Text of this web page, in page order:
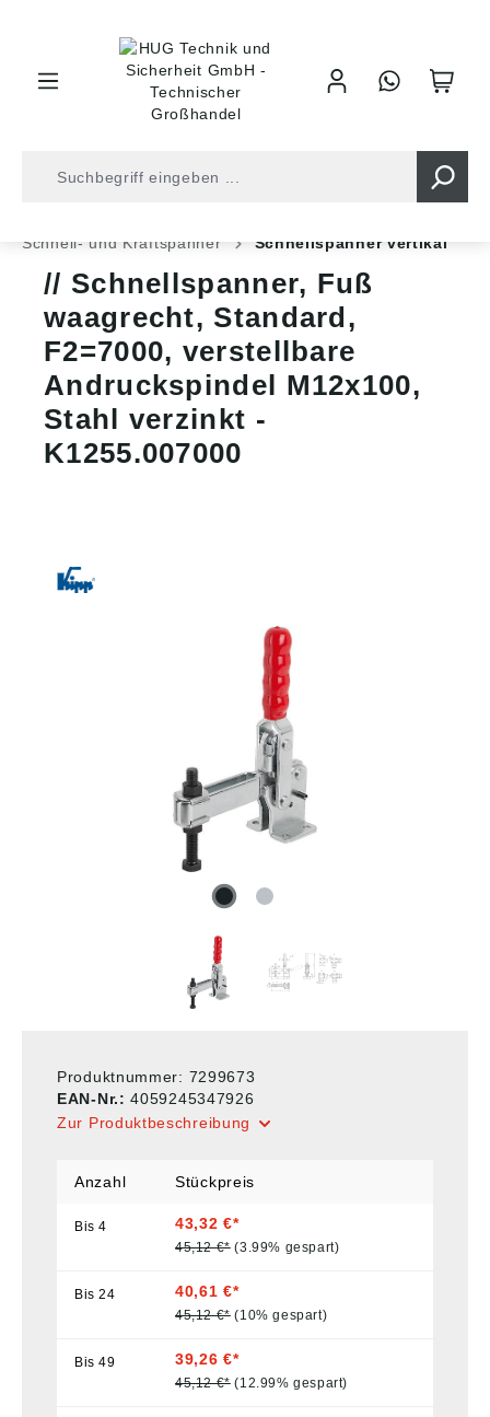
Schnell- und Kraftspanner
Schnellspanner vertikal
Schnellspanner, Fuß
waagrecht, Standard,
F2=7000, verstellbare
Andruckspindel M12x100,
Stahl verzinkt -
K1255.007000
Produktnummer: 7299673
EAN-Nr.:4059245347926
Zur Produktbeschreibung
Anzahl Stückpreis
Bis4 43,32 €*
45,12 €* (3.99% gespart)
Bis24 40,61 €*
45,12 €* (10% gespart)
Bis49 39,26 €*
45,12 €* (12.99% gespart)